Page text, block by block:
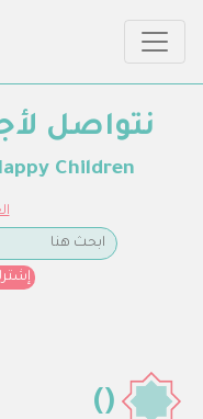
نتواصل
Children
()